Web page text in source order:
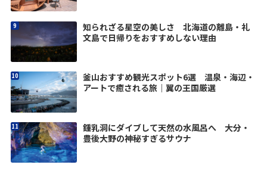
知られざる星空の美しさ 北海道の離島・礼
文島で日帰りをおすすめしない理由
釜山おすすめ観光スポット6選 温泉・海辺・
アートで癒される旅｜翼の王国厳選
鍾乳洞にダイブして天然の水風呂へ 大分・
豊後大野の神秘すぎるサウナ